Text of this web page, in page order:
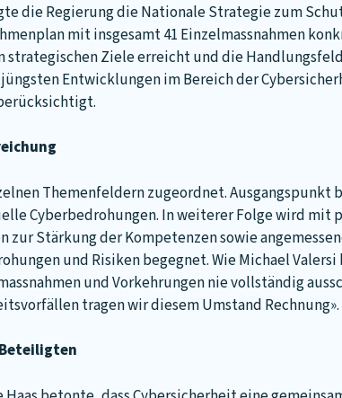
die Regierung die Nationale Strategie zum
mit insgesamt 41 Einzelmassnahmen
Ziele erreicht und die
Entwicklungen im Bereich der
Themenfeldern zugeordnet.
Cyberbedrohungen. In weiterer Folge wird mit
Stärkung der Kompetenzen sowie
und Risiken begegnet. Wie Michael
und Vorkehrungen nie vollständig
tragen wir diesem Umstand Rechnung».